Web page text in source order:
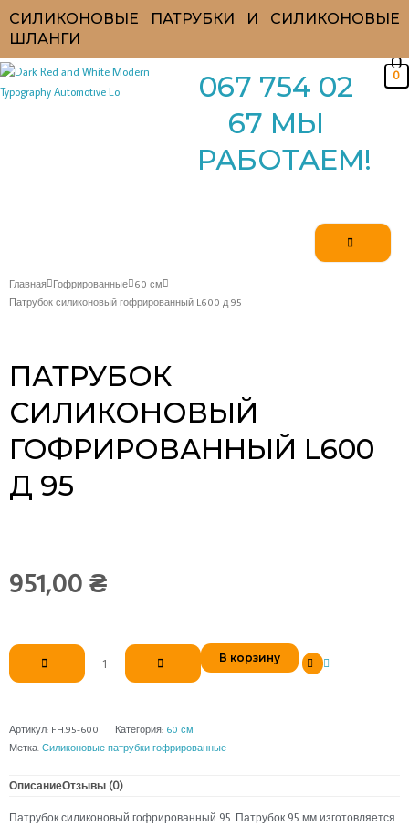
СИЛИКОНОВЫЕ ПАТРУБКИ И СИЛИКОНОВЫЕ
ШЛАНГИ
067 754 02
67 МЫ
РАБОТАЕМ!
0
Главная Гофрированные 60 см
Патрубок силиконовый гофрированный L600 д 95
ПАТРУБОК
СИЛИКОНОВЫЙ
ГОФРИРОВАННЫЙ L600
Д 95
951,00 ₴
Количество
товара
Патрубок
гофрированный
L600
95
В корзину
Артикул: FH.95-600 Категория: 60 см
Метка: Силиконовые патрубки гофрированные
ОписаниеОтзывы (0)
Патрубок силиконовый гофрированный 95. Патрубок 95 мм изготовляется